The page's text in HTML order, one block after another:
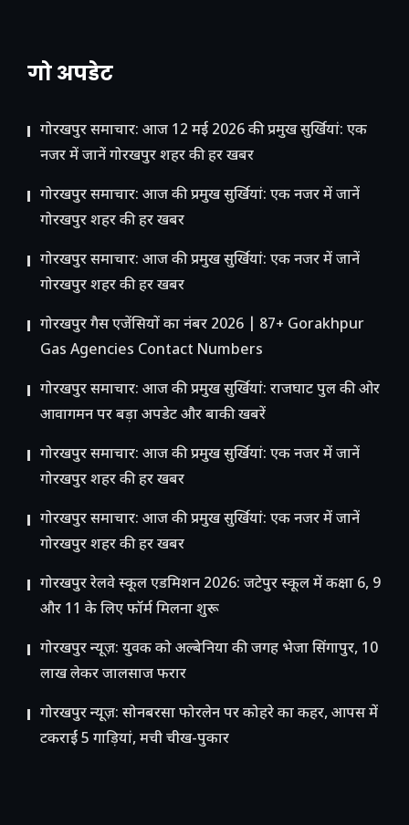
गो अपडेट
गोरखपुर समाचार: आज 12 मई 2026 की प्रमुख सुर्खियां: एक
नजर में जानें गोरखपुर शहर की हर खबर
गोरखपुर समाचार: आज की प्रमुख सुर्खियां: एक नजर में जानें
गोरखपुर शहर की हर खबर
गोरखपुर समाचार: आज की प्रमुख सुर्खियां: एक नजर में जानें
गोरखपुर शहर की हर खबर
गोरखपुर गैस एजेंसियों का नंबर 2026 | 87+ Gorakhpur
Gas Agencies Contact Numbers
गोरखपुर समाचार: आज की प्रमुख सुर्खियां: राजघाट पुल की ओर
आवागमन पर बड़ा अपडेट और बाकी खबरें
गोरखपुर समाचार: आज की प्रमुख सुर्खियां: एक नजर में जानें
गोरखपुर शहर की हर खबर
गोरखपुर समाचार: आज की प्रमुख सुर्खियां: एक नजर में जानें
गोरखपुर शहर की हर खबर
गोरखपुर रेलवे स्कूल एडमिशन 2026: जटेपुर स्कूल में कक्षा 6, 9
और 11 के लिए फॉर्म मिलना शुरू
गोरखपुर न्यूज़: युवक को अल्बेनिया की जगह भेजा सिंगापुर, 10
लाख लेकर जालसाज फरार
गोरखपुर न्यूज़: सोनबरसा फोरलेन पर कोहरे का कहर, आपस में
टकराईं 5 गाड़ियां, मची चीख-पुकार